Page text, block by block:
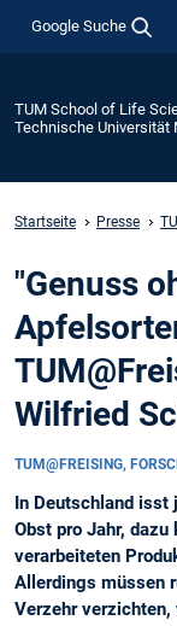
Google Suche
TUM School of Life
Technische Universität
Startseite Presse
"Genuss
Wilfried
TUM@FREISING,
In Deutschland
Obst pro Jahr,
verarbeiteten
Allerdings müssen
Verzehr